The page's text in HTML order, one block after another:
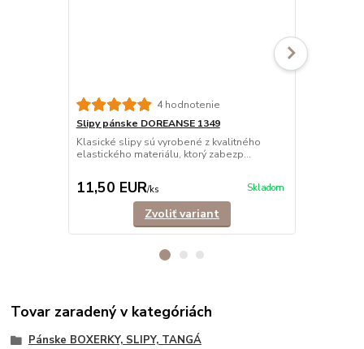
4 hodnotenie
Slipy pánske DOREANSE 1349
Klasické slipy sú vyrobené z kvalitného
elastického materiálu, ktorý zabezp...
11,50 EUR/ks Skladom
Zvoliť variant
Tovar zaradený v kategóriách
Pánske BOXERKY, SLIPY, TANGÁ